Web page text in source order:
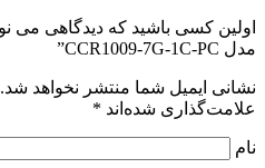
مدل CCR1009-7G-1C-PC”
نشانی ایمیل شما منتشر نخواهد شد.
علامت‌گذاری شده‌اند *
نام